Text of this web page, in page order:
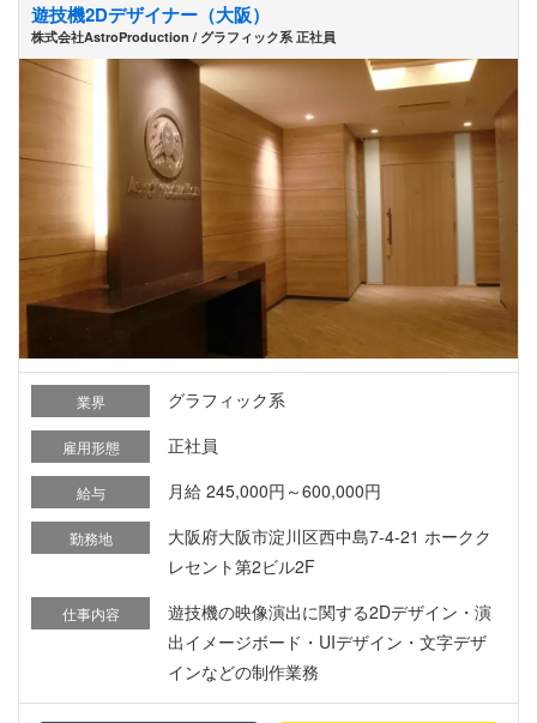
遊技機2Dデザイナー（大阪）
株式会社AstroProduction / グラフィック系 正社員
業界 グラフィック系
雇用形態 正社員
給与 月給 245,000円～600,000円
勤務地
大阪府大阪市淀川区西中島7-4-21 ホークク
レセント第2ビル2F
仕事内容
遊技機の映像演出に関する2Dデザイン・演
出イメージボード・UIデザイン・文字デザ
インなどの制作業務